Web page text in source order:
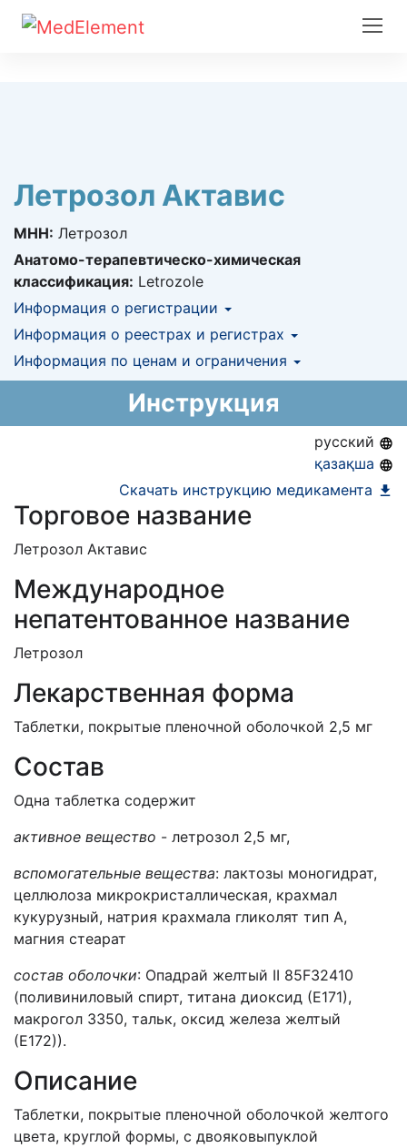
Летрозол Актавис
МНН: Летрозол
Анатомо-терапевтическо-химическая
классификация: Letrozole
Информация о регистрации
Номер регистрации в РК:№ РК-ЛС-5№019320
Информация о регистрации в РК:11.10.2017 -
11.10.2022
Информация о реестрах и регистрах
КНФ (ЛС включено в Казахстанский
национальный формуляр лекарственных
АЛО (Включено в Список бесплатного
амбулаторного лекарственного обеспечения)
ЕД (Включено в Список ЛС в рамках ГОБМП,
подлежащих закупу у Единого
Информация по ценам и ограничения
Инструкция
русский
қазақша
Скачать инструкцию медикамента
Торговое название
Летрозол Актавис
Международное
непатентованное название
Летрозол
Лекарственная форма
Таблетки, покрытые пленочной оболочкой 2,5 мг
Состав
Одна таблетка содержит
активное вещество - летрозол 2,5 мг,
вспомогательные вещества: лактозы моногидрат,
целлюлоза микрокристаллическая, крахмал
кукурузный, натрия крахмала гликолят тип А,
магния стеарат
состав оболочки: Опадрай желтый II 85F32410
(поливиниловый спирт, титана диоксид (Е171),
макрогол 3350, тальк, оксид железа желтый
(Е172)).
Описание
Таблетки, покрытые пленочной оболочкой желтого
цвета, круглой формы, с двояковыпуклой